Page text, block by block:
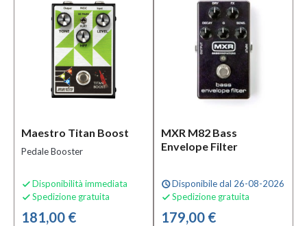
Maestro Titan Boost
Pedale Booster
 Disponibilità immediata
 Spedizione gratuita
181,00 €
MXR M82 Bass
Envelope Filter
scheduleDisponibile dal 26-08-2026
 Spedizione gratuita
179,00 €